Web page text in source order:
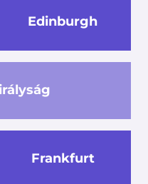
Edinburgh
Frankfurt